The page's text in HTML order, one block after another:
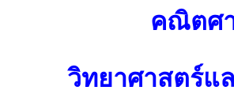
คณิตศ
วิทยาศาสตร์แ